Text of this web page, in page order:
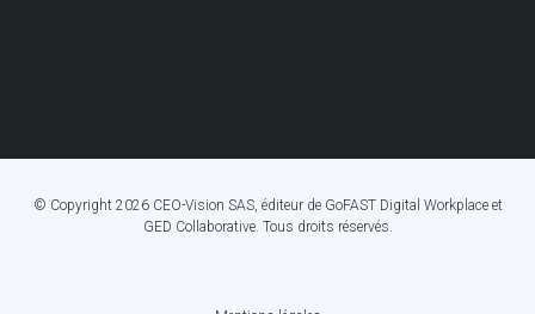
© Copyright 2026 CEO-Vision SAS, éditeur de GoFAST Digital Workplace et
GED Collaborative. Tous droits réservés.